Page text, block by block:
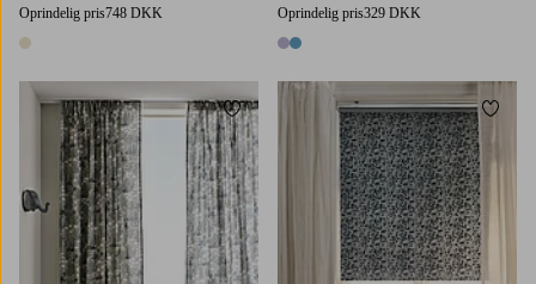
Oprindelig pris748 DKK
1 farve
Oprindelig pris329 DKK
2 farver
Tilføj til favoritter
250300
Tilføj
120140